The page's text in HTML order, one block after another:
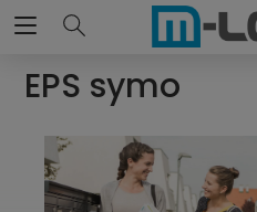
EPS symo